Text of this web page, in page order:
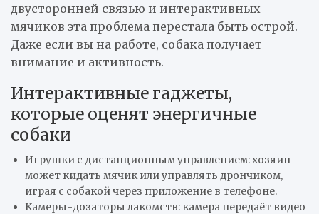
двусторонней связью и интерактивных
мячиков эта проблема перестала быть острой.
Даже если вы на работе, собака получает
внимание и активность.
Интерактивные гаджеты,
которые оценят энергичные
собаки
Игрушки с дистанционным управлением: хозяин
может кидать мячик или управлять дрончиком,
играя с собакой через приложение в телефоне.
Камеры-дозаторы лакомств: камера передаёт видео